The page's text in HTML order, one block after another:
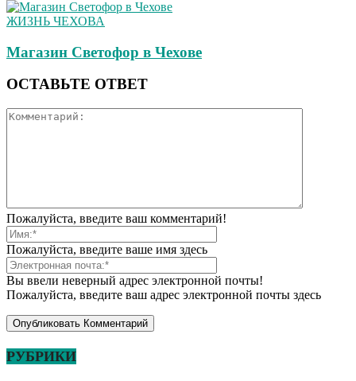
ЖИЗНЬ ЧЕХОВА
Магазин Светофор в Чехове
ОСТАВЬТЕ ОТВЕТ
Пожалуйста, введите ваш комментарий!
Пожалуйста, введите ваше имя здесь
Вы ввели неверный адрес электронной почты!
Пожалуйста, введите ваш адрес электронной почты здесь
РУБРИКИ